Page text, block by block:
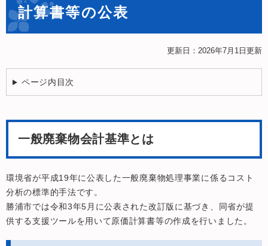
計算書等の公表
更新日：2026年7月1日更新
ページ内目次
一般廃棄物会計基準とは
環境省が平成19年に公表した一般廃棄物処理事業に係るコスト
分析の標準的手法です。
勝浦市では令和3年5月に公表された改訂版に基づき、同省が提
供する支援ツールを用いて原価計算書等の作成を行いました。